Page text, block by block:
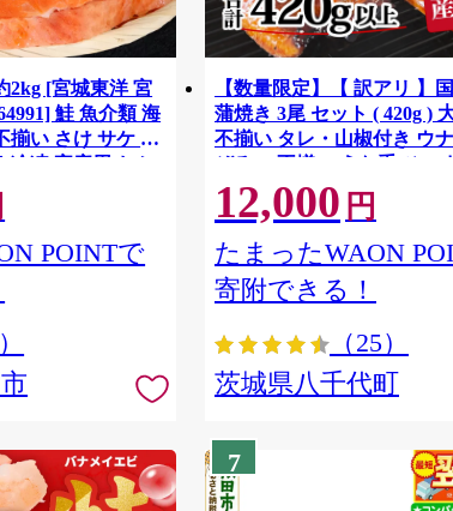
2kg [宮城東洋 宮
鮭 魚介類 海
揃い さけ サケ 鮭
冷凍 家庭用 おか
ン 銀鮭切り身 魚
POINTで
【数量限定】【 訳アリ 】
蒲焼き 3尾 セット ( 420g )
不揃い タレ・山椒付き ウ
ぞろい 不揃い うな重 ひつ
気 茨城 八千代町 ふるさと
[SF951ya]
12,000 円
たまったWAON
寄附できる！
（25）
茨城県八千代町
7